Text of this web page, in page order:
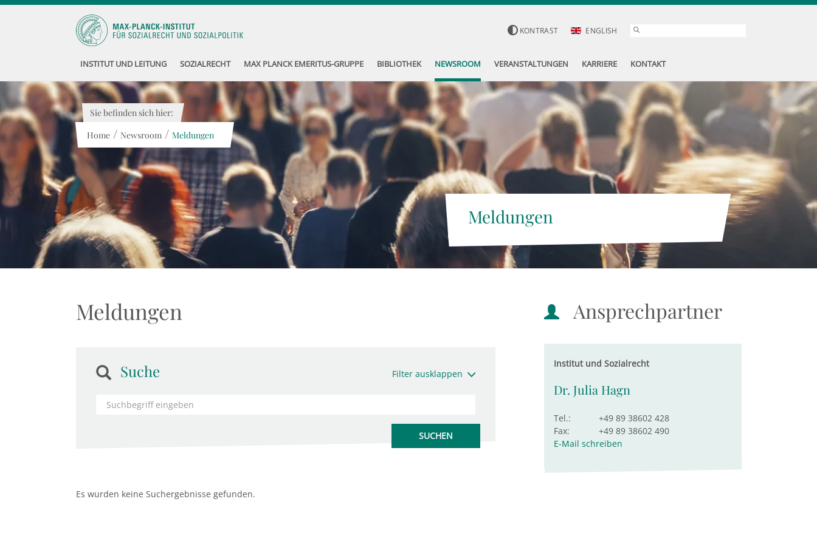
KONTRAST ENGLISH
INSTITUT UND LEITUNG SOZIALRECHT MAX PLANCK EMERITUS-GRUPPE BIBLIOTHEK NEWSROOM VERANSTALTUNGEN KARRIERE KONTAKT
Meldungen
Sie befinden sich hier:
Home / Newsroom / Meldungen
Meldungen
Suche Filter ausklappen
Es wurden keine Suchergebnisse gefunden.
Ansprechpartner
Institut und Sozialrecht
Dr. Julia Hagn
Tel.:
+49 89 38602 428
Fax:
+49 89 38602 490
E-Mail schreiben